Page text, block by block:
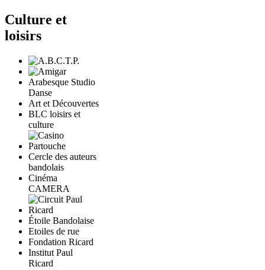
Culture et
loisirs
Arabesque Studio
Danse
Art et Découvertes
BLC loisirs et
culture
Cercle des auteurs
bandolais
Cinéma
CAMERA
Étoile Bandolaise
Etoiles de rue
Fondation Ricard
Institut Paul
Ricard